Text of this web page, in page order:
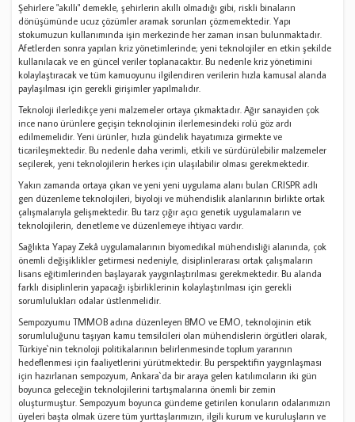
Şehirlere "akıllı" demekle, şehirlerin akıllı olmadığı gibi, riskli binaların
dönüşümünde ucuz çözümler aramak sorunları çözmemektedir. Yapı
stokumuzun kullanımında işin merkezinde her zaman insan bulunmaktadır.
Afetlerden sonra yapılan kriz yönetimlerinde; yeni teknolojiler en etkin şekilde
kullanılacak ve en güncel veriler toplanacaktır. Bu nedenle kriz yönetimini
kolaylaştıracak ve tüm kamuoyunu ilgilendiren verilerin hızla kamusal alanda
paylaşılması için gerekli girişimler yapılmalıdır.
Teknoloji ilerledikçe yeni malzemeler ortaya çıkmaktadır. Ağır sanayiden çok
ince nano ürünlere geçişin teknolojinin ilerlemesindeki rolü göz ardı
edilmemelidir. Yeni ürünler, hızla gündelik hayatımıza girmekte ve
ticarileşmektedir. Bu nedenle daha verimli, etkili ve sürdürülebilir malzemeler
seçilerek, yeni teknolojilerin herkes için ulaşılabilir olması gerekmektedir.
Yakın zamanda ortaya çıkan ve yeni yeni uygulama alanı bulan CRISPR adlı
gen düzenleme teknolojileri, biyoloji ve mühendislik alanlarının birlikte ortak
çalışmalarıyla gelişmektedir. Bu tarz çığır açıcı genetik uygulamaların ve
teknolojilerin, denetleme ve düzenlemeye ihtiyacı vardır.
Sağlıkta Yapay Zekâ uygulamalarının biyomedikal mühendisliği alanında, çok
önemli değişiklikler getirmesi nedeniyle, disiplinlerarası ortak çalışmaların
lisans eğitimlerinden başlayarak yaygınlaştırılması gerekmektedir. Bu alanda
farklı disiplinlerin yapacağı işbirliklerinin kolaylaştırılması için gerekli
sorumlulukları odalar üstlenmelidir.
Sempozyumu TMMOB adına düzenleyen BMO ve EMO, teknolojinin etik
sorumluluğunu taşıyan kamu temsilcileri olan mühendislerin örgütleri olarak,
Türkiye`nin teknoloji politikalarının belirlenmesinde toplum yararının
hedeflenmesi için faaliyetlerini yürütmektedir. Bu perspektifin yaygınlaşması
için hazırlanan sempozyum, Ankara`da bir araya gelen katılımcıların iki gün
boyunca geleceğin teknolojilerini tartışmalarına önemli bir zemin
oluşturmuştur. Sempozyum boyunca gündeme getirilen konuların odalarımızın
üyeleri başta olmak üzere tüm yurttaşlarımızın, ilgili kurum ve kuruluşların ve